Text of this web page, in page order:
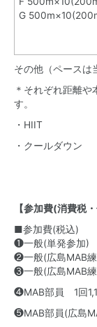
G
その他（ペースは
＊それぞれ距離
す。
・HIIT
・クールダウン
【参加費(消費税
■参加費(税込)
❶一般(単発参加)
❷一般(広島MAB
❸一般(広島MAB
❹MAB部員 1回
❺MAB部員(広島